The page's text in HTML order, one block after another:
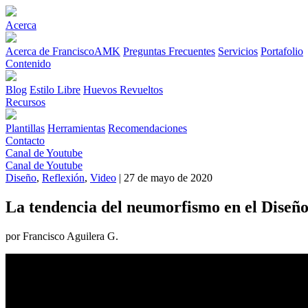
Acerca
Acerca de FranciscoAMK Preguntas Frecuentes Servicios Portafolio
Contenido
Blog Estilo Libre Huevos Revueltos
Recursos
Plantillas Herramientas Recomendaciones
Contacto
Canal de Youtube
Canal de Youtube
Diseño, Reflexión, Video | 27 de mayo de 2020
La tendencia del neumorfismo en el
por Francisco Aguilera G.